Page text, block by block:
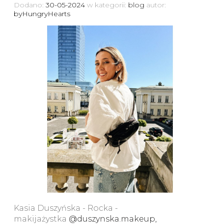
Dodano: 30-05-2024 w kategorii: blog autor:
byHungryHearts
Kasia Duszyńska - Rocka -
makijażystka @duszynska.makeup,